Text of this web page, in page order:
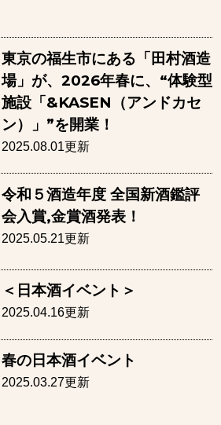
東京の福生市にある「田村酒造
場」が、2026年春に、“体験型
施設「&KASEN（アンドカセ
ン）」”を開業！
2025.08.01更新
令和５酒造年度 全国新酒鑑評
会入賞,金賞酒発表！
2025.05.21更新
＜日本酒イベント＞
2025.04.16更新
春の日本酒イベント
2025.03.27更新